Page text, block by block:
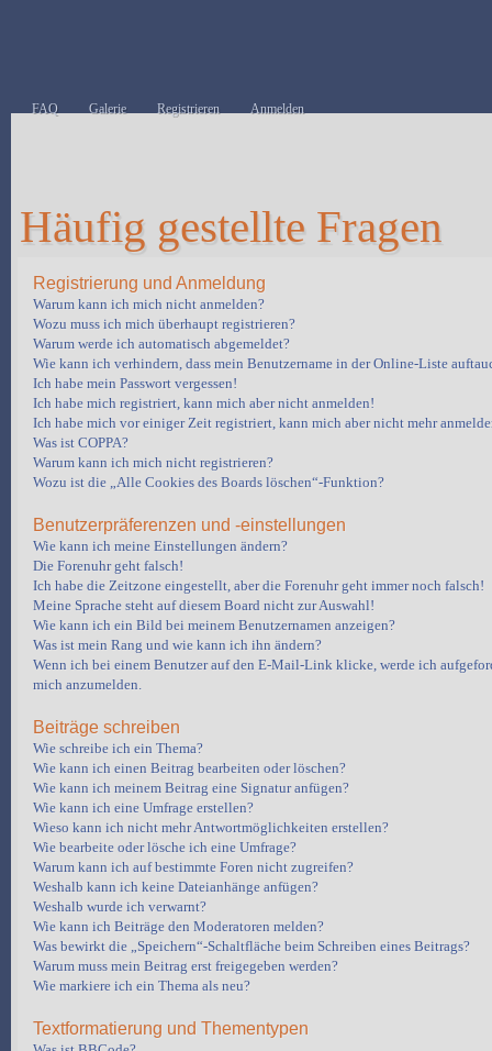
FAQ Galerie Registrieren Anmelden
Häufig gestellte Fragen
Registrierung und Anmeldung
Warum kann ich mich nicht anmelden?
Wozu muss ich mich überhaupt registrieren?
Warum werde ich automatisch abgemeldet?
Wie kann ich verhindern, dass mein Benutzername in der Online-Liste
Ich habe mein Passwort vergessen!
Ich habe mich registriert, kann mich aber nicht anmelden!
Ich habe mich vor einiger Zeit registriert, kann mich aber nicht mehr
Was ist COPPA?
Warum kann ich mich nicht registrieren?
Wozu ist die „Alle Cookies des Boards löschen“-Funktion?
Benutzerpräferenzen und -einstellungen
Wie kann ich meine Einstellungen ändern?
Die Forenuhr geht falsch!
Ich habe die Zeitzone eingestellt, aber die Forenuhr geht immer noch falsch!
Meine Sprache steht auf diesem Board nicht zur Auswahl!
Wie kann ich ein Bild bei meinem Benutzernamen anzeigen?
Was ist mein Rang und wie kann ich ihn ändern?
Wenn ich bei einem Benutzer auf den E-Mail-Link klicke, werde ich
mich anzumelden.
Beiträge schreiben
Wie schreibe ich ein Thema?
Wie kann ich einen Beitrag bearbeiten oder löschen?
Wie kann ich meinem Beitrag eine Signatur anfügen?
Wie kann ich eine Umfrage erstellen?
Wieso kann ich nicht mehr Antwortmöglichkeiten erstellen?
Wie bearbeite oder lösche ich eine Umfrage?
Warum kann ich auf bestimmte Foren nicht zugreifen?
Weshalb kann ich keine Dateianhänge anfügen?
Weshalb wurde ich verwarnt?
Wie kann ich Beiträge den Moderatoren melden?
Was bewirkt die „Speichern“-Schaltfläche beim Schreiben eines Beitrags?
Warum muss mein Beitrag erst freigegeben werden?
Wie markiere ich ein Thema als neu?
Textformatierung und Thementypen